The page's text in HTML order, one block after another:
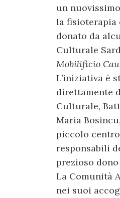
un
la fisioterapia
donato da
Culturale
Mobilificio Cau
L’iniziativa è
direttamente
Culturale,
Maria
piccolo
responsabili
prezioso
La Comunità
nei suoi